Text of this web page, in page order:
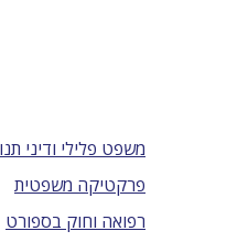
משפט פלילי ודיני
פרקטיקה משפטית
רפואה וחוק בספורט